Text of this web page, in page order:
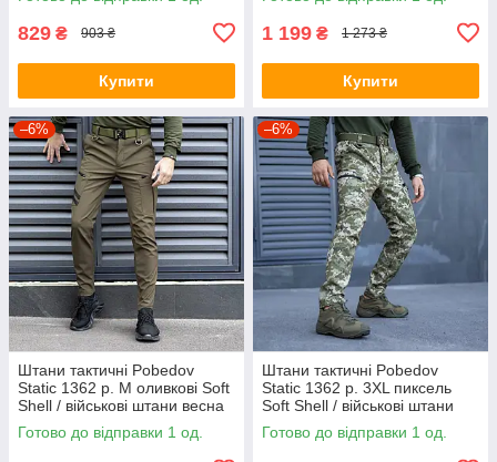
829 ₴ 903 ₴
Купити
1 199 ₴ 1 273 ₴
Купити
–6%
Штани тактичні Pobedov
Static 1362 р. M оливкові Soft
Shell / військові штани весна
осінь
Готово до відправки 1 од.
–6%
Штани тактичні Pobedov
Static 1362 р. 3XL пиксель
Soft Shell / військові штани
весна осінь
Готово до відправки 1 од.